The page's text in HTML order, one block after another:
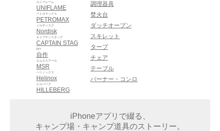
UNIFLAME
ユニフレーム
PETROMAX
ペトロマックス
Nordisk
ノルディスク
CAPTAIN STAG
キャプテンスタッグ
自作
DIY
MSR
エムエスアール
Helinox
ヘリノックス
HILLEBERG
ヒルバーグ
調理器具
焚火台
ダッチオーブン
スキレット
タープ
チェア
テーブル
バーナー・コンロ
iPhoneアプリで綴る、
キャンプ場・キャンプ道具のストーリー。